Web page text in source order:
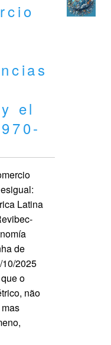
el
Latina
de
2025
o
não